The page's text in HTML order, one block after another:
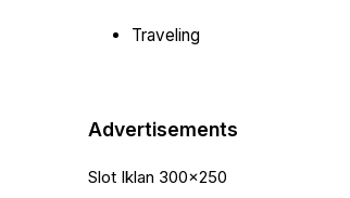
Traveling
Advertisements
Slot Iklan 300x250